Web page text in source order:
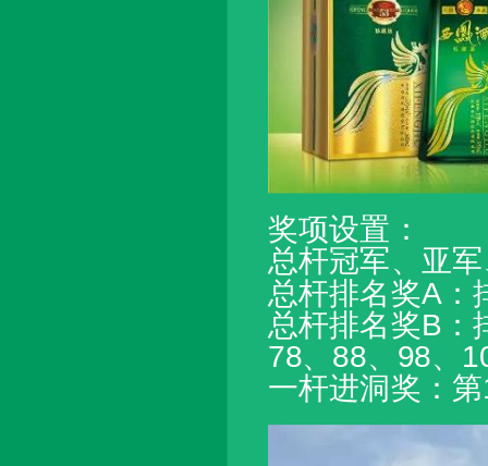
奖项设置：
总杆冠军、亚
总杆排名奖A：
总杆排名奖B：
78、88、98、
一杆进洞奖：